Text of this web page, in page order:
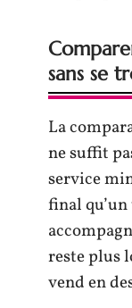
sans se
La
ne suffit
service
final
reste plus
vend en